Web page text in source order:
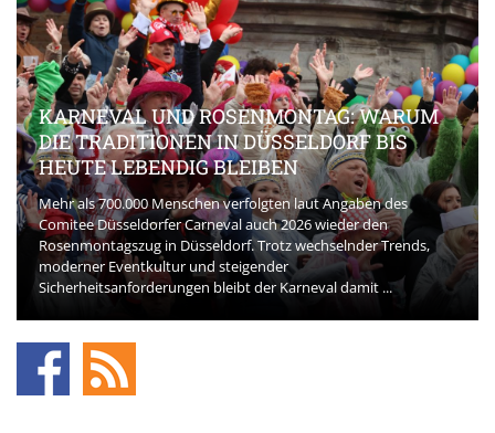
KARNEVAL UND ROSENMONTAG: WARUM
DIE TRADITIONEN IN DÜSSELDORF BIS
HEUTE LEBENDIG BLEIBEN
Mehr als 700.000 Menschen verfolgten laut Angaben des
Comitee Düsseldorfer Carneval auch 2026 wieder den
Rosenmontagszug in Düsseldorf. Trotz wechselnder Trends,
moderner Eventkultur und steigender
Sicherheitsanforderungen bleibt der Karneval damit ...